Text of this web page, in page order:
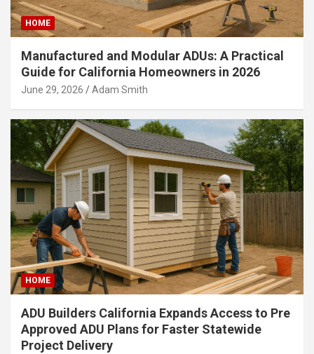
HOME
Manufactured and Modular ADUs: A Practical
Guide for California Homeowners in 2026
June 29, 2026 Adam Smith
HOME
ADU Builders California Expands Access to Pre
Approved ADU Plans for Faster Statewide
Project Delivery